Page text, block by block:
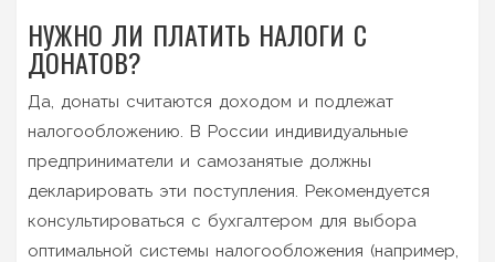
НУЖНО ЛИ ПЛАТИТЬ НАЛОГИ С
ДОНАТОВ?
Да, донаты считаются доходом и подлежат
налогообложению. В России индивидуальные
предприниматели и самозанятые должны
декларировать эти поступления. Рекомендуется
консультироваться с бухгалтером для выбора
оптимальной системы налогообложения (например,